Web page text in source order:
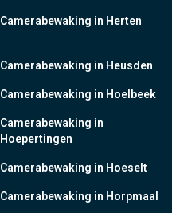
Camerabewaking in Herten
Camerabewaking in Heusden
Camerabewaking in Hoelbeek
Camerabewaking in
Hoepertingen
Camerabewaking in Hoeselt
Camerabewaking in Horpmaal